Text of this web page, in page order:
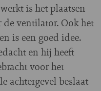
is het plaatsen
de ventilator. Ook het
is een goed idee.
en hij heeft
voor het
achtergevel beslaat